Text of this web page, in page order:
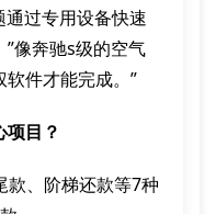
过专用设备快速
像奔驰s级的空气
件才能完成。”
目？
款、阶梯还款等7种